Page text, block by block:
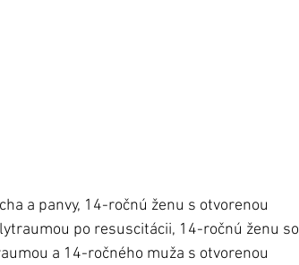
a panvy, 14-ročnú ženu s otvorenou
po resuscitácii, 14-ročnú ženu so
a 14-ročného muža s otvorenou